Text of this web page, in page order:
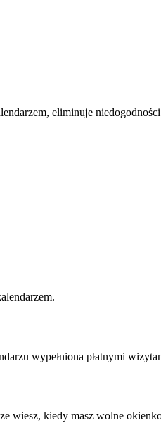
eliminuje
wypełniona płatnymi
wiesz, kiedy masz wolne